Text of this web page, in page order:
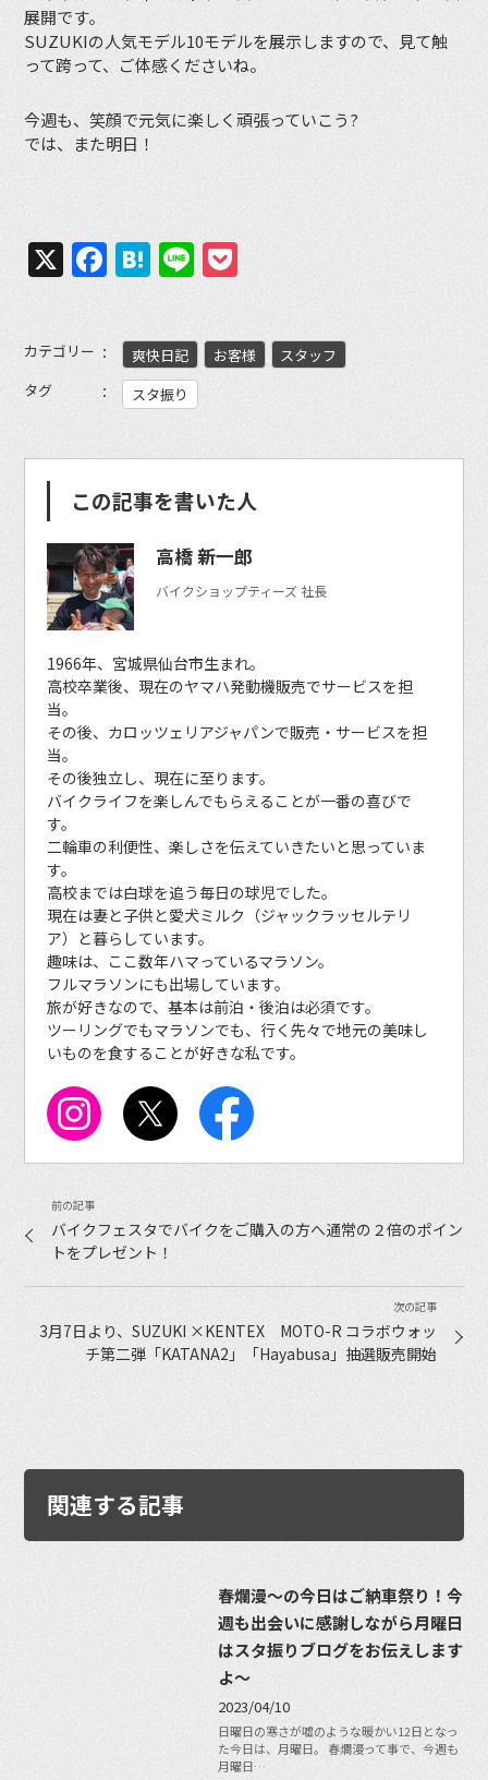
展開です。
SUZUKIの人気モデル10モデルを展示しますので、見て触
って跨って、ご体感くださいね。
今週も、笑顔で元気に楽しく頑張っていこう?
では、また明日！
X Facebook
Hatena
Line
カテゴリー 爽快日記 お客様
スタッフ
タグ
スタ振り
この記事を書いた人
高橋 新一郎
バイクショップティーズ 社長
1966年、宮城県仙台市生まれ。
高校卒業後、現在のヤマハ発動機販売でサービスを担
当。
その後、カロッツェリアジャパンで販売・サービスを担
当。
その後独立し、現在に至ります。
バイクライフを楽しんでもらえることが一番の喜びで
す。
二輪車の利便性、楽しさを伝えていきたいと思っていま
す。
高校までは白球を追う毎日の球児でした。
現在は妻と子供と愛犬ミルク（ジャックラッセルテリ
ア）と暮らしています。
趣味は、ここ数年ハマっているマラソン。
フルマラソンにも出場しています。
旅が好きなので、基本は前泊・後泊は必須です。
ツーリングでもマラソンでも、行く先々で地元の美味し
いものを食することが好きな私です。
バイクフェスタでバイクをご購入の方へ通常の２倍のポイン
トをプレゼント！
3月7日より、SUZUKI ×KENTEX MOTO-R コラボウォッ
チ第二弾「KATANA2」「Hayabusa」抽選販売開始
関連する記事
春爛漫〜の今日はご納車祭り！今
週も出会いに感謝しながら月曜日
はスタ振りブログをお伝えします
よ〜
2023/04/10
日曜日の寒さが嘘のような暖かい12日となっ
た今日は、月曜日。 春爛漫って事で、今週も
月曜日…